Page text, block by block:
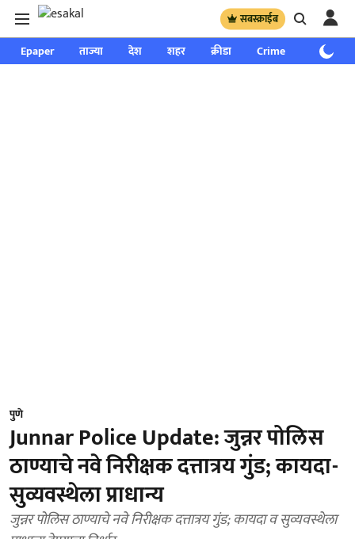
सबस्क्राईब
Epaper ताज्या देश शहर क्रीडा Crime साप्ताहिक
पुणे
Junnar Police Update: जुन्नर पोलिस
ठाण्याचे नवे निरीक्षक दत्तात्रय गुंड; कायदा-
सुव्यवस्थेला प्राधान्य
जुन्नर पोलिस ठाण्याचे नवे निरीक्षक दत्तात्रय गुंड; कायदा व सुव्यवस्थेला